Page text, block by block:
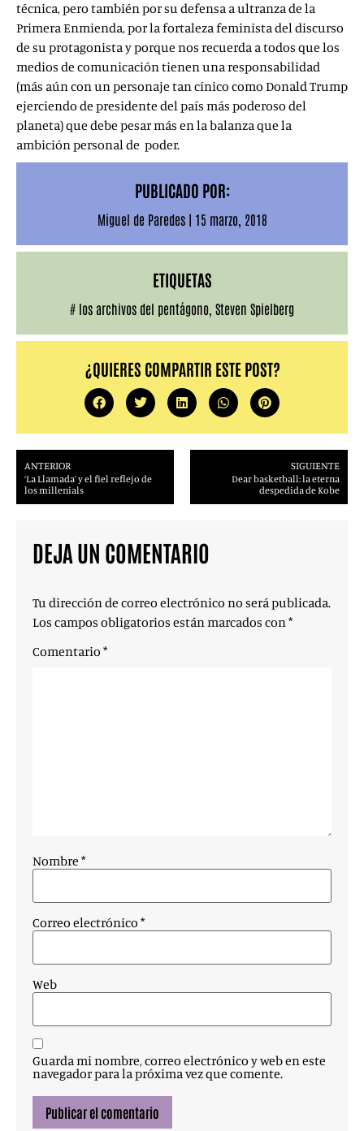
técnica, pero también por su defensa a ultranza de la
Primera Enmienda, por la fortaleza feminista del discurso
de su protagonista y porque nos recuerda a todos que los
medios de comunicación tienen una responsabilidad
(más aún con un personaje tan cínico como Donald Trump
ejerciendo de presidente del país más poderoso del
planeta) que debe pesar más en la balanza que la
ambición personal de poder.
PUBLICADO POR:
Miguel de Paredes | 15 marzo, 2018
ETIQUETAS
# los archivos del pentágono Steven Spielberg
¿QUIERES COMPARTIR ESTE POST?
ANTERIOR
‘La Llamada’ y el fiel reflejo de
los millenials
SIGUIENTE
Dear basketball: la eterna
despedida de Kobe
DEJA UN COMENTARIO
Tu dirección de correo electrónico no será publicada.
Los campos obligatorios están marcados con*
Comentario *
Nombre *
Correo electrónico *
Web
Guarda mi nombre, correo electrónico y web en este
navegador para la próxima vez que comente.